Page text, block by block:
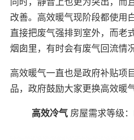
改善。高效暖气现阶段都使用
直接把废气强排到室外，而老
烟囱里，有时会有废气回流情况
高效暖气一直也是政府补贴项
品，政府鼓励大家更换高效暖气
高效冷气房屋需求等级：